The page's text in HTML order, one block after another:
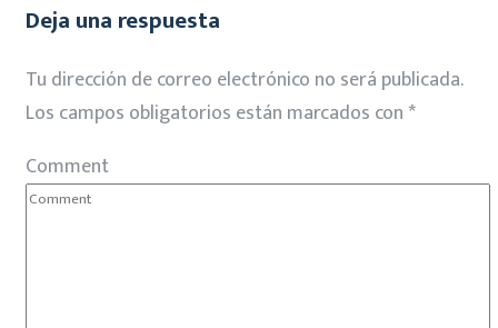
Deja una respuesta
Tu dirección de correo electrónico no será publicada.
Los campos obligatorios están marcados con *
Comment